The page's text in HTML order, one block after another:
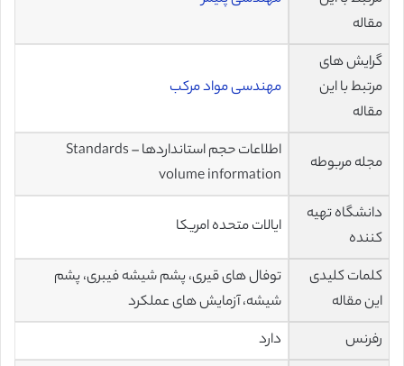
مقاله
گرایش های
مرتبط با این
مقاله
مهندسی مواد مرکب
مجله مربوطه
اطلاعات حجم استانداردها – Standards
volume information
دانشگاه تهیه
کننده
ایالات متحده امریکا
کلمات کلیدی
این مقاله
توفال های قیری، پشم شیشه فیبری، پشم
شیشه، آزمایش های عملکرد
رفرنس
دارد